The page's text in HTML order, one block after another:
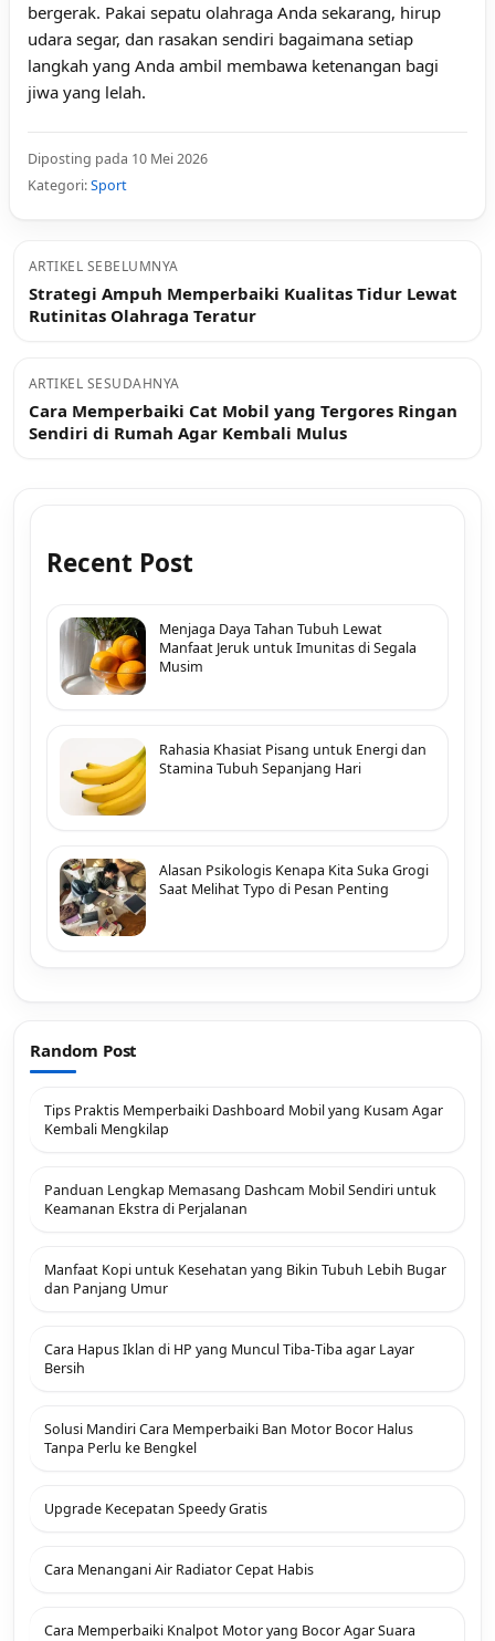
bergerak. Pakai sepatu olahraga Anda sekarang, hirup
udara segar, dan rasakan sendiri bagaimana setiap
langkah yang Anda ambil membawa ketenangan bagi
jiwa yang lelah.
Diposting pada 10 Mei 2026
Kategori:Sport
ARTIKEL SEBELUMNYA
Strategi Ampuh Memperbaiki Kualitas Tidur Lewat
Rutinitas Olahraga Teratur
ARTIKEL SESUDAHNYA
Cara Memperbaiki Cat Mobil yang Tergores Ringan
Sendiri di Rumah Agar Kembali Mulus
Recent Post
Menjaga Daya Tahan Tubuh Lewat
Manfaat Jeruk untuk Imunitas di Segala
Musim
Rahasia Khasiat Pisang untuk Energi dan
Stamina Tubuh Sepanjang Hari
Alasan Psikologis Kenapa Kita Suka Grogi
Saat Melihat Typo di Pesan Penting
Random Post
Tips Praktis Memperbaiki Dashboard Mobil yang Kusam Agar
Kembali Mengkilap
Panduan Lengkap Memasang Dashcam Mobil Sendiri untuk
Keamanan Ekstra di Perjalanan
Manfaat Kopi untuk Kesehatan yang Bikin Tubuh Lebih Bugar
dan Panjang Umur
Cara Hapus Iklan di HP yang Muncul Tiba-Tiba agar Layar
Bersih
Solusi Mandiri Cara Memperbaiki Ban Motor Bocor Halus
Tanpa Perlu ke Bengkel
Upgrade Kecepatan Speedy Gratis
Cara Menangani Air Radiator Cepat Habis
Cara Memperbaiki Knalpot Motor yang Bocor Agar Suara